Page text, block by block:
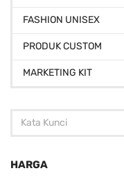
FASHION UNISEX
PRODUK CUSTOM
MARKETING KIT
HARGA